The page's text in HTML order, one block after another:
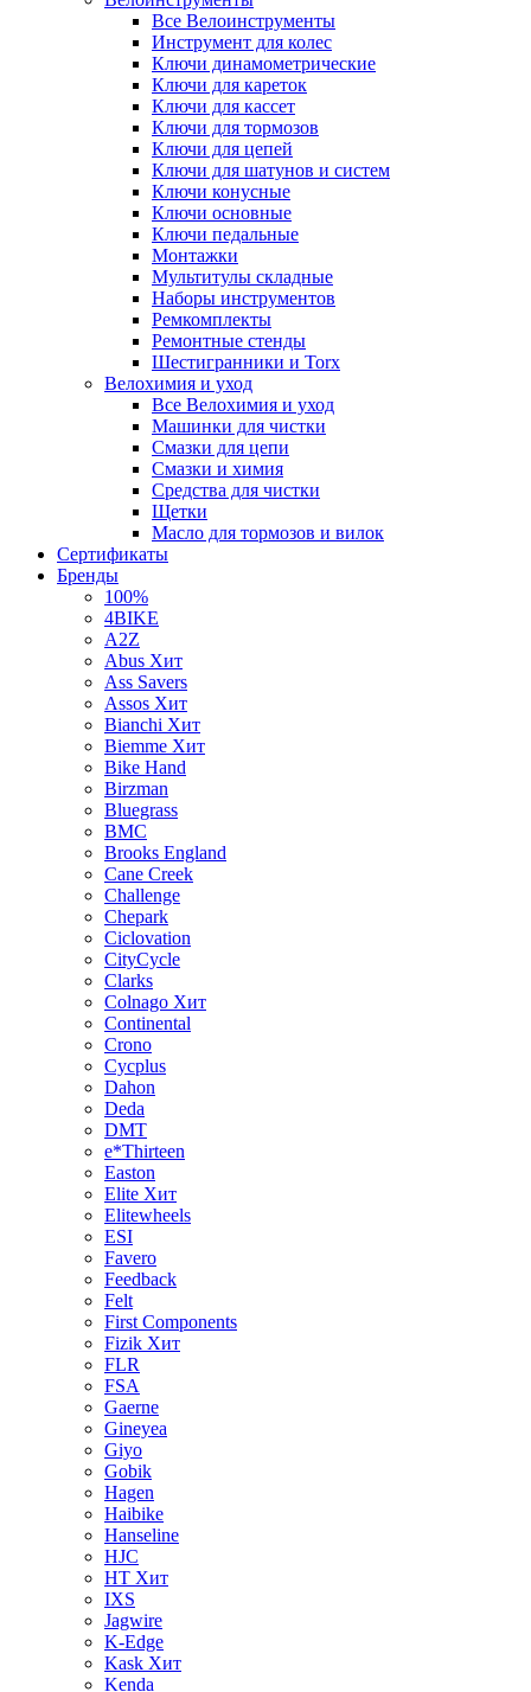
Все Велоинструменты
Инструмент для колес
Ключи динамометрические
Ключи для кареток
Ключи для кассет
Ключи для тормозов
Ключи для цепей
Ключи для шатунов и систем
Ключи конусные
Ключи основные
Ключи педальные
Монтажки
Мультитулы складные
Наборы инструментов
Ремкомплекты
Ремонтные стенды
Шестигранники и Torx
Велохимия и уход
Все Велохимия и уход
Машинки для чистки
Смазки для цепи
Смазки и химия
Средства для чистки
Щетки
Масло для тормозов и вилок
Сертификаты
Бренды
100%
4BIKE
A2Z
Abus Хит
Ass Savers
Assos Хит
Bianchi Хит
Biemme Хит
Bike Hand
Birzman
Bluegrass
BMC
Brooks England
Cane Creek
Challenge
Chepark
Ciclovation
CityCycle
Clarks
Colnago Хит
Continental
Crono
Cycplus
Dahon
Deda
DMT
e*Thirteen
Easton
Elite Хит
Elitewheels
ESI
Favero
Feedback
Felt
First Components
Fizik Хит
FLR
FSA
Gaerne
Gineyea
Giyo
Gobik
Hagen
Haibike
Hanseline
HJC
HT Хит
IXS
Jagwire
K-Edge
Kask Хит
Kenda